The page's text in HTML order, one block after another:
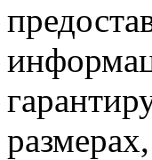
размерах,